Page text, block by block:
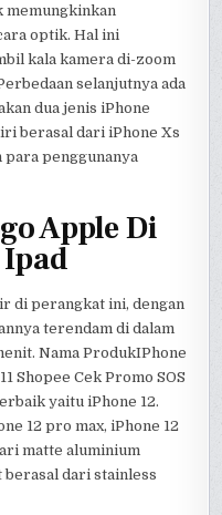
memungkinkan
optik. Hal ini
kala kamera di-zoom
selanjutnya ada
dua jenis iPhone
berasal dari iPhone Xs
para penggunanya
Apple Di
Ipad
di perangkat ini, dengan
terendam di dalam
Nama ProdukIPhone
Shopee Cek Promo SOS
yaitu iPhone 12.
12 pro max, iPhone 12
matte aluminium
dari stainless